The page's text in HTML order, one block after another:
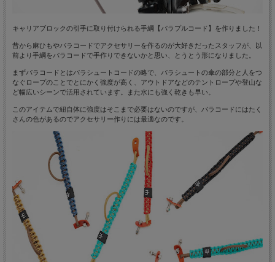
キャリアブロックの引手に取り付けられる手綱【パラプルコード】を作りました！
昔から麻ひもやパラコードでアクセサリーを作るのが大好きだったスタッフが、以
前より手綱をパラコードで手作りできないかと思い、とうとう形になりました。
まずパラコードとはパラシュートコードの略で、パラシュートの傘の部分と人をつ
なぐロープのことでとにかく強度が高く、アウトドアなどのテントロープや登山な
ど幅広いシーンで活用されています。また水にも強く乾きも早い。
このアイテムで紐自体に強度はそこまで必要はないのですが、パラコードにはたく
さんの色があるのでアクセサリー作りには最適なのです。